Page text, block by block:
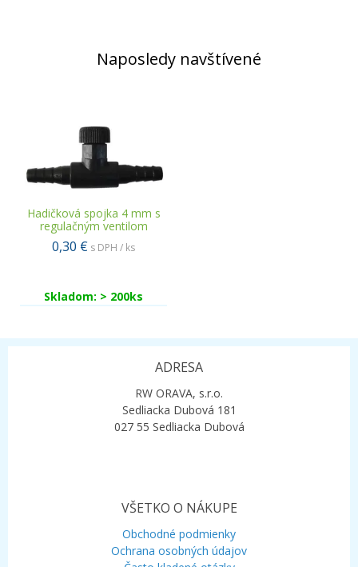
Naposledy navštívené
Hadičková spojka 4 mm s
regulačným ventilom
0,30 € s DPH / ks
Skladom: > 200ks
ADRESA
RW ORAVA, s.r.o.
Sedliacka Dubová 181
027 55 Sedliacka Dubová
VŠETKO O NÁKUPE
Obchodné podmienky
Ochrana osobných údajov